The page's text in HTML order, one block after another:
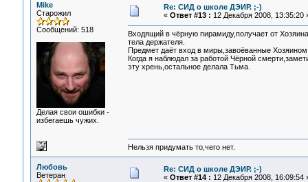
Mike
Старожил
Сообщений: 518
Делая свои ошибки -
избегаешь чужих.
Re: СИД о школе ДЭИР. ;-)
« Ответ #13 : 12 Декабря 2008, 13:35:20
Входящий в чёрную пирамиду,получает от
тела держателя.
Предмет даёт вход в миры,завоёванные
Когда я наблюдал за работой Чёрной
эту хрень,остальное делала Тьма.
Нельзя придумать то,чего нет.
Любовь
Ветеран
Re: СИД о школе ДЭИР. ;-)
« Ответ #14 : 12 Декабря 2008, 16:09:54